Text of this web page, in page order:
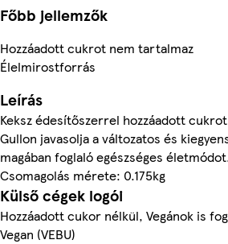
Főbb jellemzők
Hozzáadott cukrot nem tartalmaz
Élelmirostforrás
Leírás
Keksz édesítőszerrel hozzáadott
Gullon javasolja a változatos és
magában foglaló egészséges
Csomagolás mérete: 0.175kg
Külső cégek logói
Hozzáadott cukor nélkül, Vegánok is
Vegan (VEBU)